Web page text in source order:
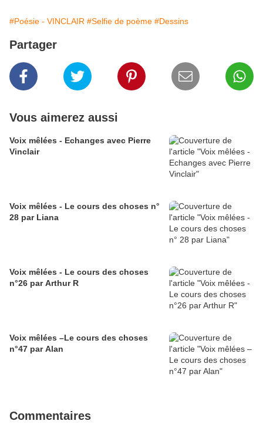
#Poésie - VINCLAIR #Selfie de poème #Dessins
Partager
Vous aimerez aussi
Voix mêlées - Echanges avec Pierre
Vinclair
Voix mêlées - Le cours des choses n°
28 par Liana
Voix mêlées - Le cours des choses
n°26 par Arthur R
Voix mêlées –Le cours des choses
n°47 par Alan
Commentaires